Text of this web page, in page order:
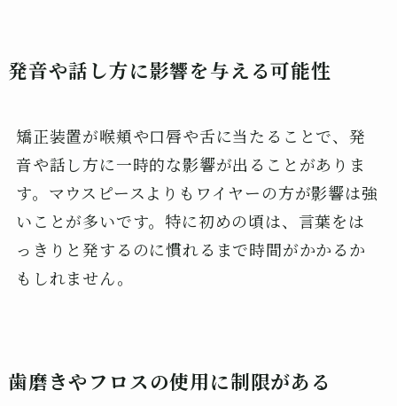
発音や話し方に影響を与える可能性
矯正装置が喉頬や口唇や舌に当たることで、発
音や話し方に一時的な影響が出ることがありま
す。マウスピースよりもワイヤーの方が影響は強
いことが多いです。特に初めの頃は、言葉をは
っきりと発するのに慣れるまで時間がかかるか
もしれません。
歯磨きやフロスの使用に制限がある